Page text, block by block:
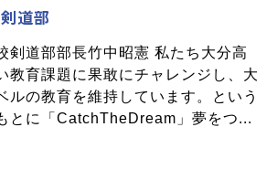
道部
剣道部部長竹中昭憲 私たち大分高
教育課題に果敢にチャレンジし、大
ルの教育を維持しています。という
とに「CatchTheDream」夢をつ...